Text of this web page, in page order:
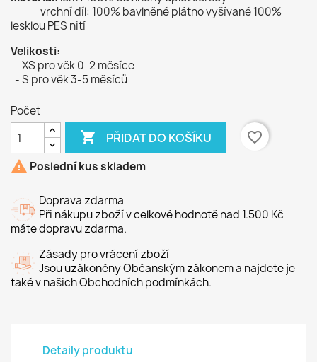
vrchní díl: 100% bavlněné plátno vyšívané 100%
lesklou PES nití
Velikosti:
- XS pro věk 0-2 měsíce
- S pro věk 3-5 měsíců
Počet
 PŘIDAT DO KOŠÍKU
favorite_border
 Poslední kus skladem
Doprava zdarma
Při nákupu zboží v celkové hodnotě nad 1.500 Kč
máte dopravu zdarma.
Zásady pro vrácení zboží
Jsou uzákoněny Občanským zákonem a najdete je
také v našich Obchodních podmínkách.
Detaily produktu